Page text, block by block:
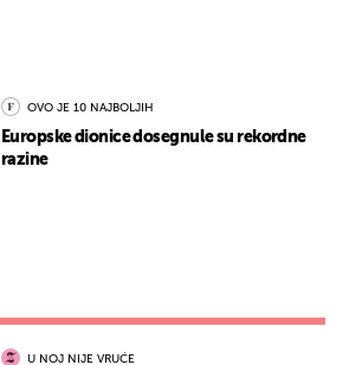
OVO JE 10 NAJBOLJIH
Europske dionice dosegnule su rekordne
razine
U NOJ NIJE VRUĆE